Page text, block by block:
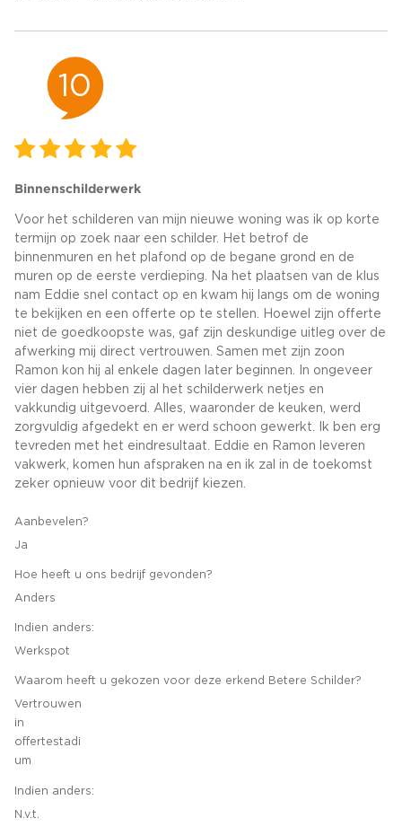
10
Binnenschilderwerk
Voor het schilderen van mijn nieuwe woning was ik op korte
termijn op zoek naar een schilder. Het betrof de
binnenmuren en het plafond op de begane grond en de
muren op de eerste verdieping. Na het plaatsen van de klus
nam Eddie snel contact op en kwam hij langs om de woning
te bekijken en een offerte op te stellen. Hoewel zijn offerte
niet de goedkoopste was, gaf zijn deskundige uitleg over de
afwerking mij direct vertrouwen. Samen met zijn zoon
Ramon kon hij al enkele dagen later beginnen. In ongeveer
vier dagen hebben zij al het schilderwerk netjes en
vakkundig uitgevoerd. Alles, waaronder de keuken, werd
zorgvuldig afgedekt en er werd schoon gewerkt. Ik ben erg
tevreden met het eindresultaat. Eddie en Ramon leveren
vakwerk, komen hun afspraken na en ik zal in de toekomst
zeker opnieuw voor dit bedrijf kiezen.
Aanbevelen?
Ja
Hoe heeft u ons bedrijf gevonden?
Anders
Indien anders:
Werkspot
Waarom heeft u gekozen voor deze erkend Betere Schilder?
Vertrouwen
in
offertestadi
um
Indien anders:
N.v.t.